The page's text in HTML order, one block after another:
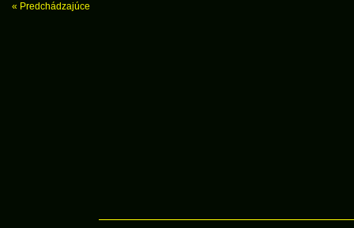
« Predchádzajúce